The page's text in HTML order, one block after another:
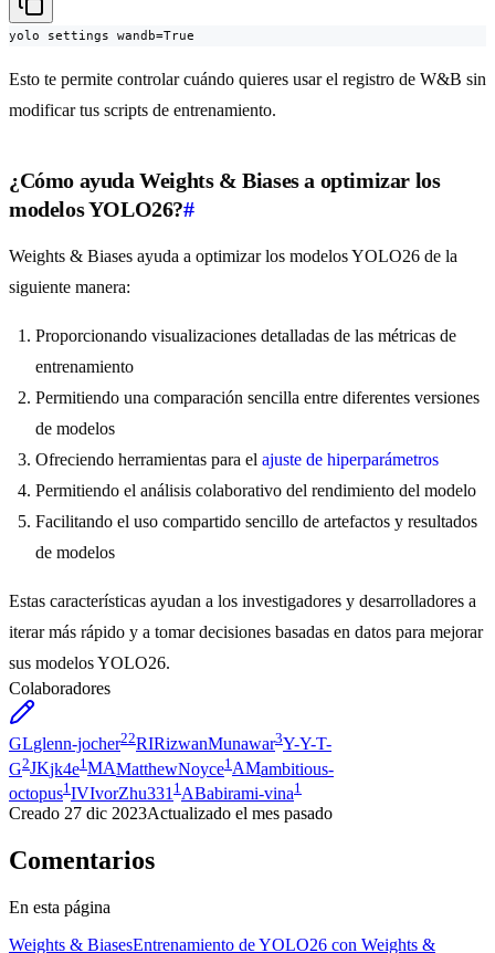
yolo settings wandb=True
Esto te permite controlar cuándo quieres usar el registro de W&B sin
modificar tus scripts de entrenamiento.
¿Cómo ayuda Weights & Biases a optimizar los
modelos YOLO26?#
Weights & Biases ayuda a optimizar los modelos YOLO26 de la
siguiente manera:
Proporcionando visualizaciones detalladas de las métricas de
entrenamiento
Permitiendo una comparación sencilla entre diferentes versiones
de modelos
Ofreciendo herramientas para el ajuste de hiperparámetros
Permitiendo el análisis colaborativo del rendimiento del modelo
Facilitando el uso compartido sencillo de artefactos y resultados
de modelos
Estas características ayudan a los investigadores y desarrolladores a
iterar más rápido y a tomar decisiones basadas en datos para mejorar
sus modelos YOLO26.
Colaboradores
GLglenn-jocher22RIRizwanMunawar3Y-Y-T-
G2JKjk4e1 MAMatthewNoyce1 AMambitious-
octopus1 IVIvorZhu331 1 ABabirami-vina1
Creado 27 dic 2023Actualizado el mes pasado
Comentarios
En esta página
Weights & BiasesEntrenamiento de YOLO26 con Weights &